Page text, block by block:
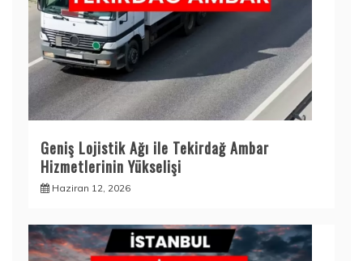
Geniş Lojistik Ağı ile Tekirdağ Ambar
Hizmetlerinin Yükselişi
Haziran 12, 2026